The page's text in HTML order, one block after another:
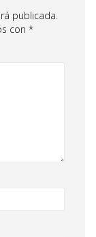
publicada.
con *